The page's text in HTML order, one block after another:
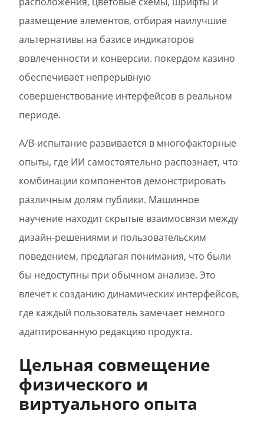
размещение элементов, отбирая наилучшие
альтернативы на базисе индикаторов
вовлеченности и конверсии. покердом казино
обеспечивает непрерывную
совершенствование интерфейсов в реальном
периоде.
A/B-испытание развивается в многофакторные
опыты, где ИИ самостоятельно распознает, что
комбинации компонентов демонстрировать
различным долям публики. Машинное
научение находит скрытые взаимосвязи между
дизайн-решениями и пользовательским
поведением, предлагая понимания, что были
бы недоступны при обычном анализе. Это
влечет к созданию динамических интерфейсов,
где каждый пользователь замечает немного
адаптированную редакцию продукта.
Цельная совмещение
физического и
виртуального опыта